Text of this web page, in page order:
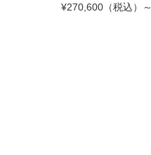
¥270,600（税込）～